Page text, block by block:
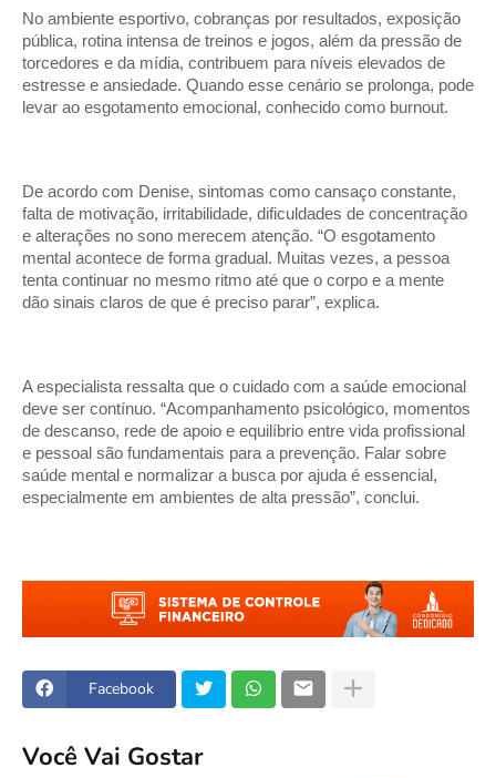
No ambiente esportivo, cobranças por resultados, exposição
pública, rotina intensa de treinos e jogos, além da pressão de
torcedores e da mídia, contribuem para níveis elevados de
estresse e ansiedade. Quando esse cenário se prolonga, pode
levar ao esgotamento emocional, conhecido como burnout.
De acordo com Denise, sintomas como cansaço constante,
falta de motivação, irritabilidade, dificuldades de concentração
e alterações no sono merecem atenção. “O esgotamento
mental acontece de forma gradual. Muitas vezes, a pessoa
tenta continuar no mesmo ritmo até que o corpo e a mente
dão sinais claros de que é preciso parar”, explica.
A especialista ressalta que o cuidado com a saúde emocional
deve ser contínuo. “Acompanhamento psicológico, momentos
de descanso, rede de apoio e equilíbrio entre vida profissional
e pessoal são fundamentais para a prevenção. Falar sobre
saúde mental e normalizar a busca por ajuda é essencial,
especialmente em ambientes de alta pressão”, conclui.
Facebook
Você Vai Gostar